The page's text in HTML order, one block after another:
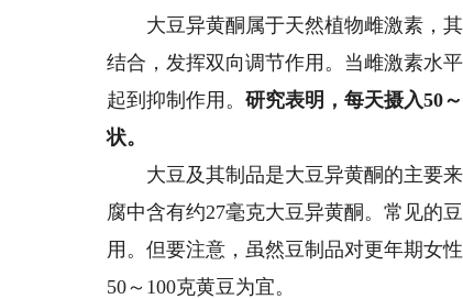
大豆异黄酮属于天然植物雌激素，其
结合，发挥双向调节作用。当雌激素水
起到抑制作用。研究表明，每天摄入50
状。
大豆及其制品是大豆异黄酮的主要来
腐中含有约27毫克大豆异黄酮。常见的
用。但要注意，虽然豆制品对更年期女
50～100克黄豆为宜。